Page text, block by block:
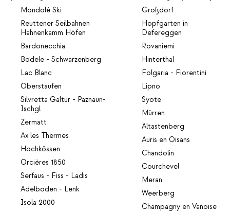
Mondolè Ski
Reuttener Seilbahnen
Hahnenkamm Höfen
Bardonecchia
Bödele - Schwarzenberg
Lac Blanc
Oberstaufen
Silvretta Galtür - Paznaun-
Ischgl
Zermatt
Ax les Thermes
Hochkössen
Orcières 1850
Serfaus - Fiss - Ladis
Adelboden - Lenk
Isola 2000
Großdorf
Hopfgarten in
Defereggen
Rovaniemi
Hinterthal
Folgaria - Fiorentini
Lipno
Syöte
Mürren
Altastenberg
Auris en Oisans
Chandolin
Courchevel
Meran
Weerberg
Champagny en Vanoise